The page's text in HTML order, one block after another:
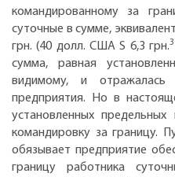
командированному за
суточные в сумме,
грн. (40 долл. США Ѕ 6,3 грн.3
сумма, равная
видимому, и отражалась
предприятия. Но в
установленных
командировку за границу.
обязывает предприятие
границу работника